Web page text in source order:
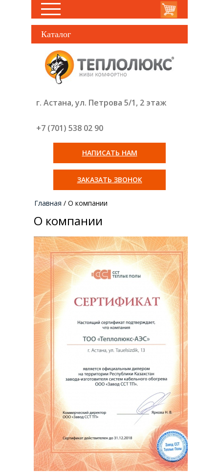
Каталог
г. Астана, ул. Петрова 5/1, 2 этаж
+7 (701) 538 02 90
НАПИСАТЬ НАМ
ЗАКАЗАТЬ ЗВОНОК
Главная / О компании
О компании